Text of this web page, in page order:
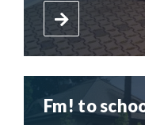
Fm! to